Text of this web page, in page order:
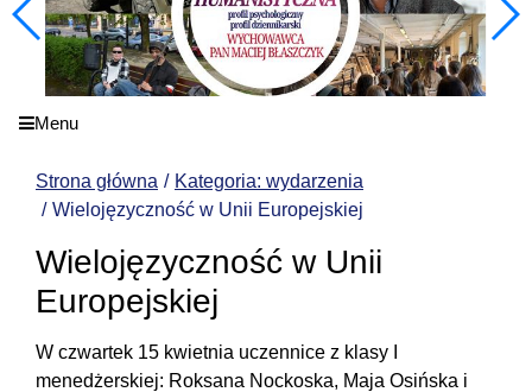
Menu
Strona główna
Kategoria: wydarzenia
Wielojęzyczność w Unii Europejskiej
Wielojęzyczność w Unii
Europejskiej
W czwartek 15 kwietnia uczennice z klasy I
menedżerskiej: Roksana Nockoska, Maja Osińska i